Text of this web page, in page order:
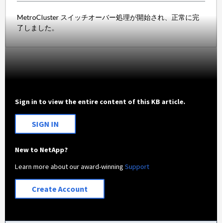
MetroCluster スイッチオーバー処理が開始され、正常に完
了しました。
Sign in to view the entire content of this KB article.
SIGN IN
New to NetApp?
Learn more about our award-winningSupport
Create Account